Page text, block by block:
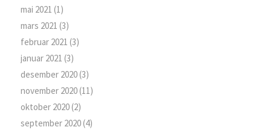
mai 2021 (1)
mars 2021 (3)
februar 2021 (3)
januar 2021 (3)
desember 2020(3)
november 2020(11)
oktober 2020(2)
september 2020(4)